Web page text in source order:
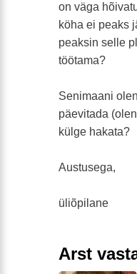
on väga
köha ei peaks
peaksin selle
töötama?
Senimaani
päevitada
külge hakata?
Austusega,
üliõpilane
Arst